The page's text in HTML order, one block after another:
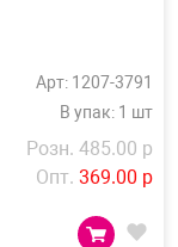
Арт: 1207-3791
В упак: 1 шт
Розн. 485.00 р
Опт. 369.00 р